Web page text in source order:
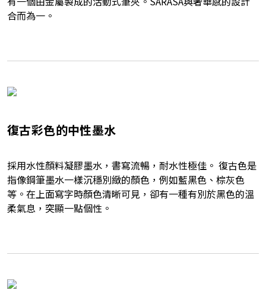
合而為一。
復古彩色的中性墨水
採用水性顏料凝膠墨水，書寫流暢，耐水性極佳。 復古色是
指像鋼筆墨水一樣沉穩別緻的顏色，例如藍黑色、棕灰色
等。在上面寫字時顏色清晰可見，卻有一種有別於黑色的溫
柔氣息，突顯一點個性。